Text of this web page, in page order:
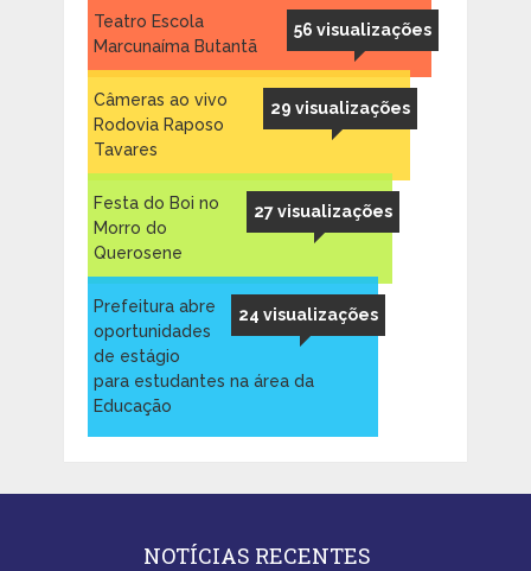
56 visualizações
Teatro Escola
Marcunaíma Butantã
29 visualizações
Câmeras ao vivo
Rodovia Raposo
Tavares
27 visualizações
Festa do Boi no
Morro do
Querosene
24 visualizações
Prefeitura abre
oportunidades
de estágio
para estudantes na área da
Educação
NOTÍCIAS RECENTES